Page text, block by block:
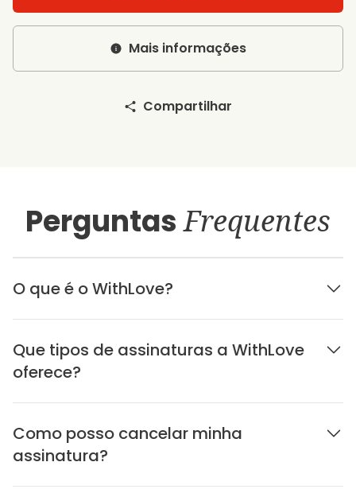
Mais informações
Compartilhar
PerguntasFrequentes
O que é o WithLove?
Que tipos de assinaturas a WithLove
oferece?
Como posso cancelar minha
assinatura?